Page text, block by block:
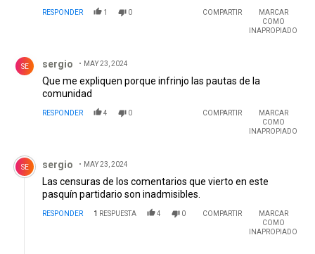
RESPONDER 1 0 COMPARTIR
MARCAR
COMO
INAPROPIADO
SE sergio MAY 23, 2024
Que me expliquen porque infrinjo las pautas de la
comunidad
RESPONDER 4 0 COMPARTIR
MARCAR
COMO
INAPROPIADO
Comentario de sergio.
SE sergio MAY 23, 2024
Las censuras de los comentarios que vierto en este
pasquín partidario son inadmisibles.
RESPONDER 1 RESPUESTA 4 0 COMPARTIR
MARCAR
COMO
INAPROPIADO